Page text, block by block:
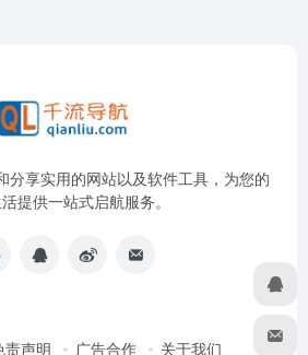
分享实用的网站以及软件工具，为您的
提供一站式启航服务。
责声明 广告合作 关于我们